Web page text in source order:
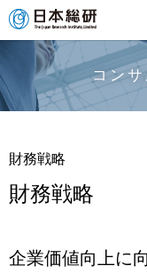
コン
財務戦略
財務戦略
企業価値向上に